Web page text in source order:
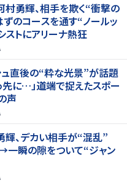
村勇輝、相手を欺く“衝撃の
のコースを通す“ノールッ
トにアリーナ熱狂
ュ直後の“粋な光景”が話題
先に…」道端で捉えたスポー
声
輝、デカい相手が“混乱”
一瞬の隙をついて“ジャン